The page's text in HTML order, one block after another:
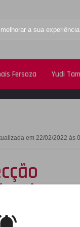
a sua
Fersoza Yudi
em 22/02/2022 às
câncer,